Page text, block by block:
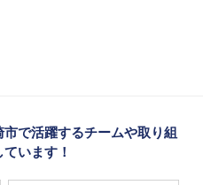
で活躍するチームや取り組
います！